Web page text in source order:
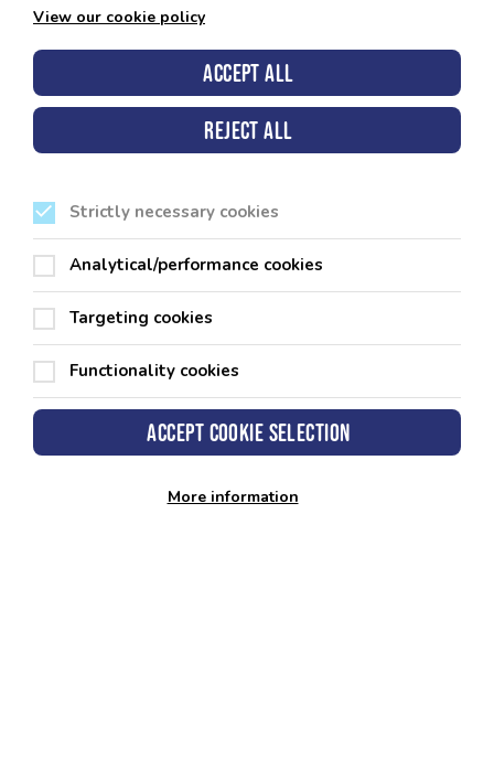
Lesley
“Mae hi bellach yn teimlo’n gryfach, ac mae ei lefelau
ffitrwydd cyffredinol bron yn ôl i’r lefelau cyn ei
llawdriniaeth! Dywedodd y tîm meddygol wrthi y byddai ei
chyfradd adferiad yn well o ganlyniad i’r drefn newydd a’i
hymrwymiad iddi.
wythnos, ac mae’n teimlo’n ffodus i gael cefnogaeth,
View our cookie policy
Accept all
Reject all
Strictly necessary cookies
Analytical/performance cookies
Targeting cookies
Functionality cookies
Accept cookie selection
More information